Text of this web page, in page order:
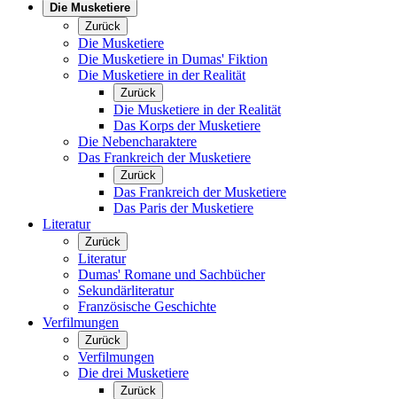
Die Musketiere
Zurück
Die Musketiere
Die Musketiere in Dumas' Fiktion
Die Musketiere in der Realität
Zurück
Die Musketiere in der Realität
Das Korps der Musketiere
Die Nebencharaktere
Das Frankreich der Musketiere
Zurück
Das Frankreich der Musketiere
Das Paris der Musketiere
Literatur
Zurück
Literatur
Dumas' Romane und Sachbücher
Sekundärliteratur
Französische Geschichte
Verfilmungen
Zurück
Verfilmungen
Die drei Musketiere
Zurück